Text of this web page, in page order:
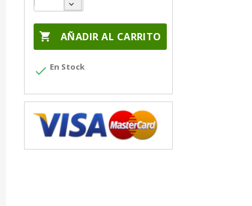
 AÑADIR AL CARRITO
 En Stock